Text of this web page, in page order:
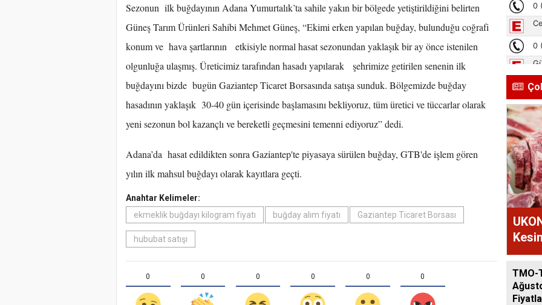
Sezonun ilk buğdayının Adana Yumurtalık’ta sahile yakın bir bölgede yetiştirildiğini belirten
Güneş Tarım Ürünleri Sahibi Mehmet Güneş, “Ekimi erken yapılan buğday, bulunduğu coğrafi
konum ve hava şartlarının etkisiyle normal hasat sezonundan yaklaşık bir ay önce istenilen
olgunluğa ulaşmış. Üreticimiz tarafından hasadı yapılarak şehrimize getirilen senenin ilk
buğdayını bizde bugün Gaziantep Ticaret Borsasında satışa sunduk. Bölgemizde buğday
hasadının yaklaşık 30-40 gün içerisinde başlamasını bekliyoruz, tüm üretici ve tüccarlar olarak
yeni sezonun bol kazançlı ve bereketli geçmesini temenni ediyoruz” dedi.
Adana’da hasat edildikten sonra Gaziantep'te piyasaya sürülen buğday, GTB'de işlem gören
yılın ilk mahsul buğdayı olarak kayıtlara geçti.
Anahtar Kelimeler:
ekmeklik buğdayı kilogram fiyatı
buğday alım fiyatı Gaziantep Ticaret Borsası
hububat satışı
0 0 0 0 0 0
TMO-